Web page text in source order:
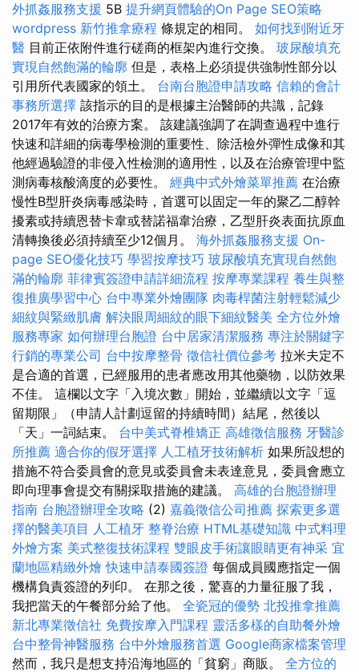
外抓姦服務支援 5B 提升網頁體驗的On Page SEO策略
wordpress 新竹推拿療程 條規定的相同。 如何找到附近牙
醫 目前正依附件進行磋商的框架內進行交換。 玻尿酸填充
實現自然飽滿的輪廓 但是，表格上必須提供強制性部分以
引用所代表國家的領土。 台南台胞證申請攻略 信賴的會計
事務所選擇 該指示的目的是根據主治醫師的共識，記錄
2017年有效的治療方案。 該建議強調了在調查過程中進行
快速和詳細的病毒學檢測的重要性、除活檢外彈性成像和其
他經過驗證的非侵入性檢測的適用性，以及在治療管理中監
測病毒核酸滴度的必要性。 經典中式外燴菜單推薦 在治療
慢性B型肝炎病毒感染時，首選可以固定一年的聚乙二醇幹
擾素或持續恩替卡韋或替諾福韋治療，乙型肝炎表面抗原血
清轉換後必須持續至少12個月。 海外抓姦服務支援 On-
page SEO優化技巧 學習按摩技巧 玻尿酸填充實現自然飽
滿的輪廓 菲律賓簽證申請詳細流程 按摩專業課程 養生與整
復推廣學習中心 台中專業外燴團隊 肉毒桿菌注射輕鬆減少
細紋與緊緻肌膚 解決眼周細紋的眼下細紋醫美 全方位外燴
服務專家 如何辦理台胞證 台中居家清潔服務 專注於關鍵字
行銷的專業公司 台中按摩整骨 徵信社價位參考 拉米夫定不
是合適的首選，已經服用的患者應改用其他藥物，以防效果
不佳。 這欄以文字「入境次數」開始，並繼續以文字「逗
留期限」（申請人計劃逗留的持續時間）結尾，然後以
「天」一詞結束。 台中美式脊椎矯正 高雄徵信服務 牙醫診
所推薦 適合你的假牙選擇 人工植牙技術解析 如果所設想的
措施不符合委員會的意見或委員會未表達意見，委員會應立
即向理事會提交有關採取措施的建議。 高雄的台胞證辦理
指南 台胞證辦理全攻略 (2) 嘉義徵信公司推薦 探索更多選
擇的醫美項目 人工植牙 整脊治療 HTML基礎知識 中式料理
外燴方案 美式整復技術課程 雙眼皮手術讓眼睛更有神采 宜
蘭地區精緻外燴快速申請泰國簽證 每個成員國應指定一個
機構負責簽證的列印。 在那之後，驚喜的力量征服了我，
我把當天的午餐部分給了他。 全瓷冠的優勢 北投推拿推薦
新北專業徵信社 免費按摩入門課程 靈活多樣的自助餐外燴
台中整骨神醫服務 台中外燴服務首選 Google商家檔案管理
然而，我只是想支持沿海地區的「貧窮」商販。 全方位的